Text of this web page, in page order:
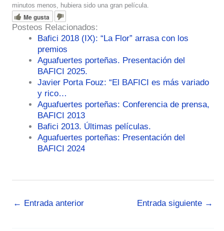
minutos menos, hubiera sido una gran película.
Me gusta
Posteos Relacionados:
Bafici 2018 (IX): “La Flor” arrasa con los
premios
Aguafuertes porteñas. Presentación del
BAFICI 2025.
Javier Porta Fouz: “El BAFICI es más variado
y rico…
Aguafuertes porteñas: Conferencia de prensa,
BAFICI 2013
Bafici 2013. Últimas películas.
Aguafuertes porteñas: Presentación del
BAFICI 2024
← Entrada anterior Entrada siguiente →